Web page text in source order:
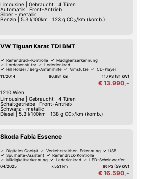
Limousine| Gebraucht
4 Türen
Automatik| Front-Antrieb
Silber - metallic
Benzin
5.3 l/100km 123 g CO2 /km (komb.)
VW Tiguan Karat TDI BMT
Reifendruck-Kontrolle
Müdigkeitserkennung
Lordosenstütze
Lederlenkrad
Hill Holder / Berg-Anfahrhilfe
Armstütze
CD-Player
Selbständiges Einparken
11/2014 86.981 km 110 PS (81 kW)
€ 13.990,-
1210 Wien
Limousine| Gebraucht
4 Türen
Schaltgetriebe| Front-Antrieb
Schwarz - metallic
Diesel
5.3 l/100km 138 g CO2 /km (komb.)
Skoda Fabia Essence
Digitales Cockpit Verkehrszeichen-Erkennung
USB
Spurhalte-Assistent
Reifendruck-Kontrolle
Müdigkeitserkennung
Lederlenkrad
LED-Scheinwerfer
04/2025
7.551 km 80 PS (59 kW)
€ 16.590,-